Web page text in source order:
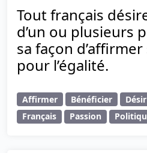
Tout français
d’un ou plusieurs
sa façon
pour l’égalité.
Affirmer Bénéficier Désir
Français
Passion